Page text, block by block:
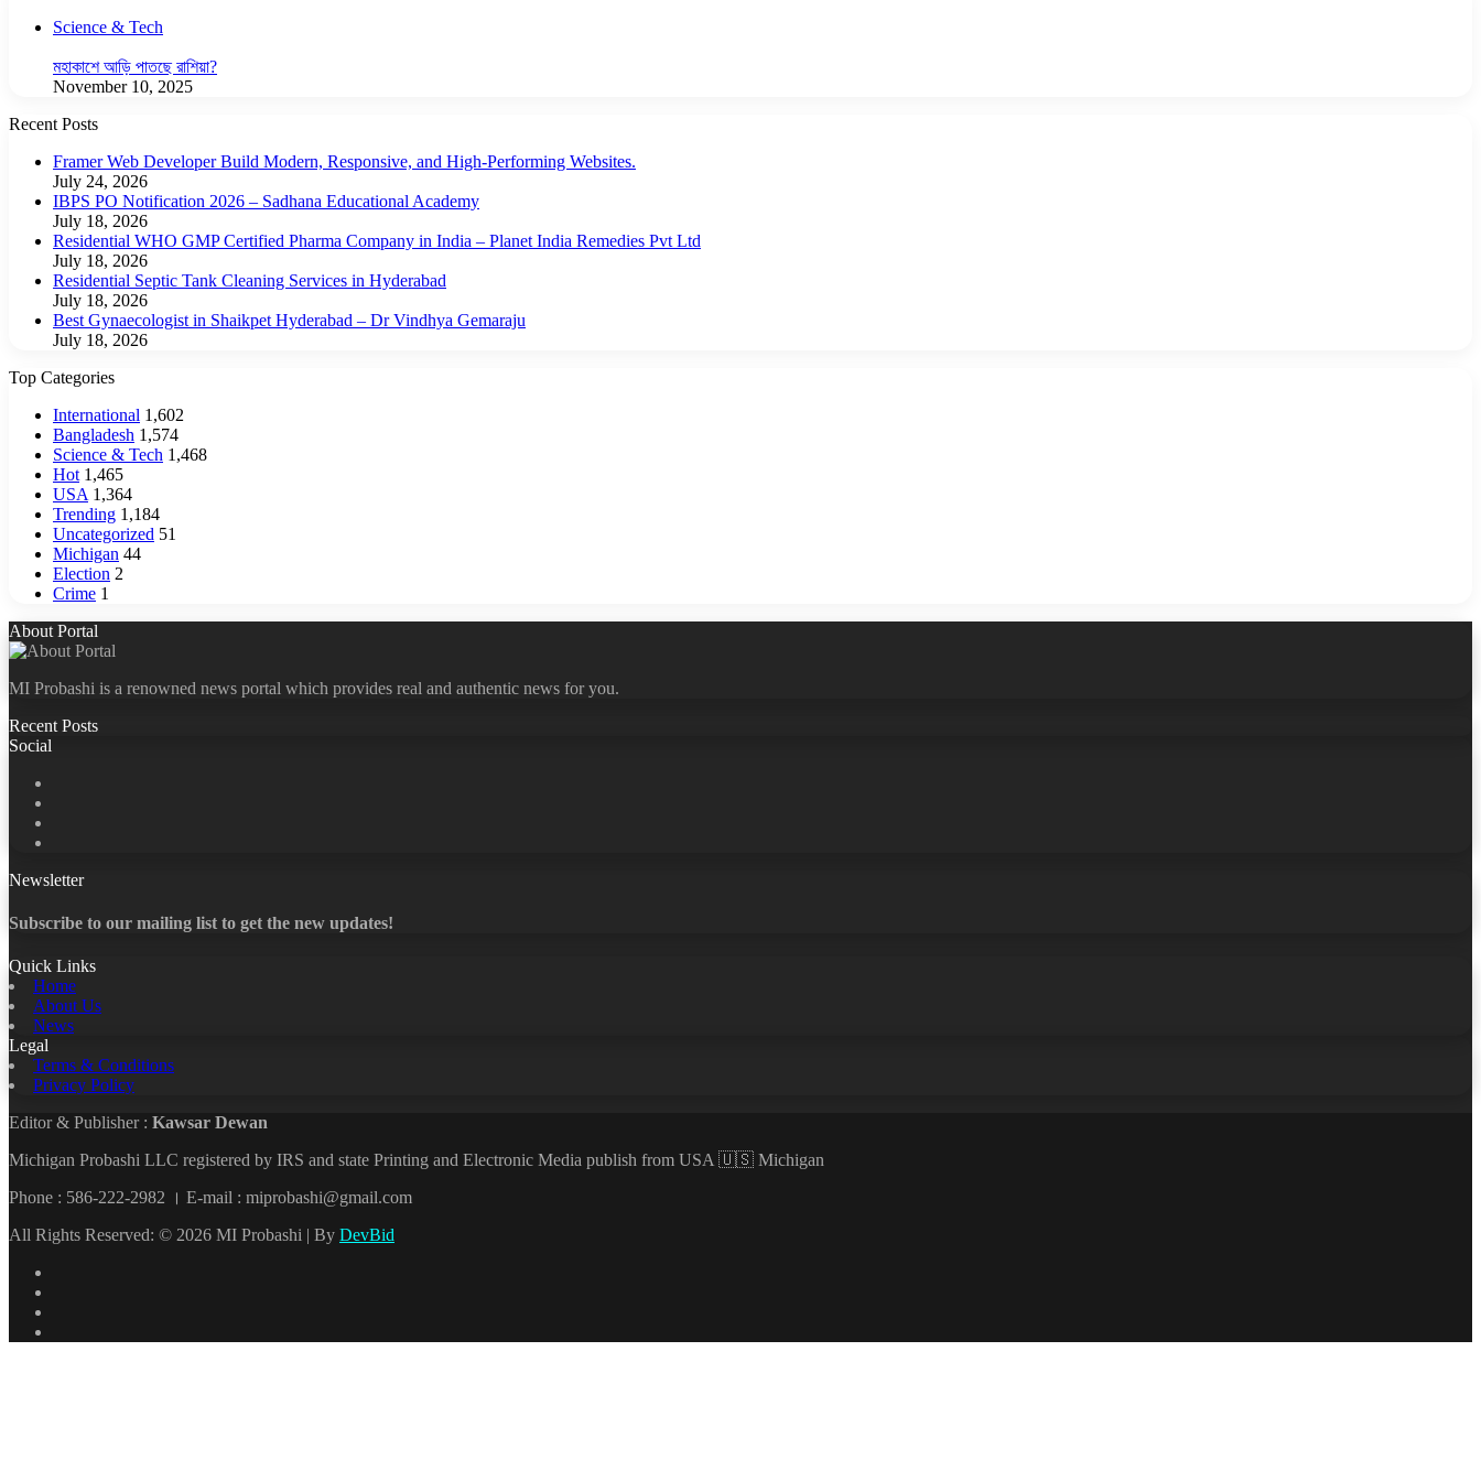
Science & Tech
মহাকাশে আড়ি পাতছে রাশিয়া?
November 10, 2025
Recent Posts
Framer Web Developer Build Modern, Responsive, and High-Performing Websites.
July 24, 2026
IBPS PO Notification 2026 – Sadhana Educational Academy
July 18, 2026
Residential WHO GMP Certified Pharma Company in India – Planet India Remedies Pvt Ltd
July 18, 2026
Residential Septic Tank Cleaning Services in Hyderabad
July 18, 2026
Best Gynaecologist in Shaikpet Hyderabad – Dr Vindhya Gemaraju
July 18, 2026
Top Categories
International 1,602
Bangladesh 1,574
Science & Tech 1,468
Hot 1,465
USA 1,364
Trending 1,184
Uncategorized 51
Michigan 44
Election 2
Crime 1
About Portal
MI Probashi is a renowned news portal which provides real and authentic news for you.
Recent Posts
Social
Newsletter
Subscribe to our mailing list to get the new updates!
Quick Links
Home
About Us
News
Legal
Terms & Conditions
Privacy Policy
Editor & Publisher : Kawsar Dewan
Michigan Probashi LLC registered by IRS and state Printing and Electronic Media publish from USA 🇺🇸 Michigan
Phone : 586-222-2982 । E-mail : miprobashi@gmail.com
All Rights Reserved: © 2026 MI Probashi | By DevBid